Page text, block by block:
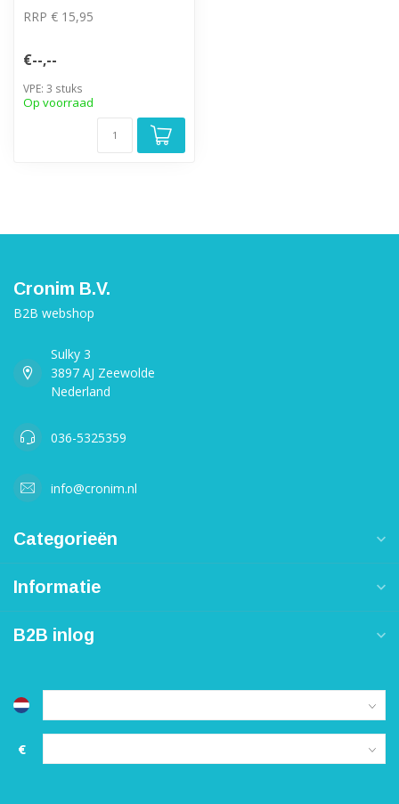
RRP € 15,95
€--,--
VPE: 3 stuks
Op voorraad
Cronim B.V.
B2B webshop
Sulky 3
3897 AJ Zeewolde
Nederland
036-5325359
info@cronim.nl
Categorieën
Informatie
B2B inlog
€